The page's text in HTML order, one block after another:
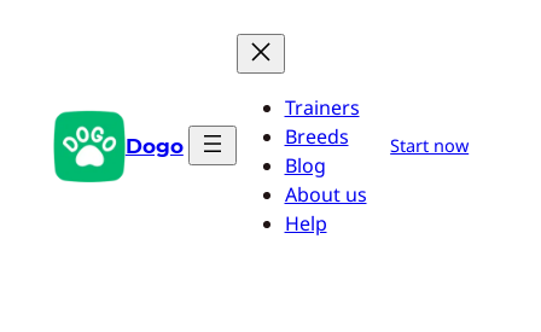
Dogo
Trainers
Breeds
Blog
About us
Help
Start now